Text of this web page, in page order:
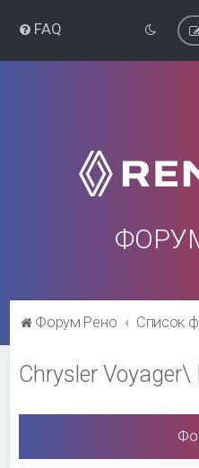
FAQ
Форум Рено
Chrysler Voyager\